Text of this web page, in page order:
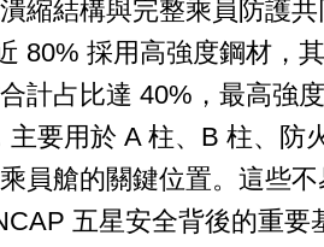
縮結構與完整乘員防護
80% 採用高強度鋼材，
計占比達 40%，最高強
主要用於 A 柱、B 柱、防
員艙的關鍵位置。這些
五星安全背後的重要